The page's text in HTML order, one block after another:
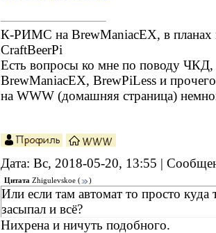
К-РИМС на BrewManiacEX, в планах
CraftBeerPi
Есть вопросы ко мне по поводу
BrewManiacEX, BrewPiLess и
на WWW (домашняя страница)
Дата: Вс, 2018-05-20, 13:55 |
Цитата Zhigulevskoe ( )
Или если там автомат то просто куда
засыпал и всё?
Нихрена и ничуть подобного.